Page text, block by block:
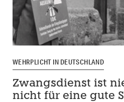
WEHRPLICHT IN DEUTSCHLAND
Zwangsdienst ist
nicht für eine gute